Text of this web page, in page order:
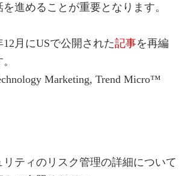
進めることが重要となります。
月にUSで公開された記事を再編
Marketing, Trend Micro™
ティのリスク管理の詳細について